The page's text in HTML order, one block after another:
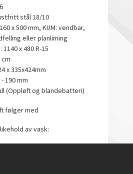
stål 18/10
x 500 mm, KUM: vendbar,
eller planliming
x 480 R-15
cm
x 335x424mm
190 mm
(Oppløft og blandebatteri)
følger med
av vask: